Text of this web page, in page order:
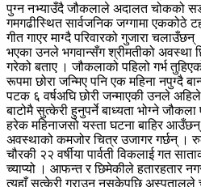
पुग्न नभ्याउँदै जौकलाले अदालत चोकको
गमगढीस्थित सार्वजनिक जग्गामा एककोठे
गीत गाएर माग्दै परिवारको गुजारा
भएका उनले भगवान्सँग श्रीमतीको अवस्था
गरेको बताए । जौकलाको पहिलो गर्भ
रूपमा छोरा जन्मिए पनि एक महिना नपुग्दै
पटक ६ वर्षअघि छोरी जन्माएकी उनले अहिले
बाटोमै सुत्केरी हुनुपर्ने बाध्यता भोग्ने
हरेक महिनाजसो यस्ता घटना बाहिर
अवस्थाको कमजोर चित्र उजागर गर्छन् ।
चौरकी २२ वर्षीया पार्वती विकलाई गत
च्याप्यो । आफन्त र छिमेकीले हतारहतार
त्यहाँ सुत्केरी गराउन नसकेपछि अस्पतालले